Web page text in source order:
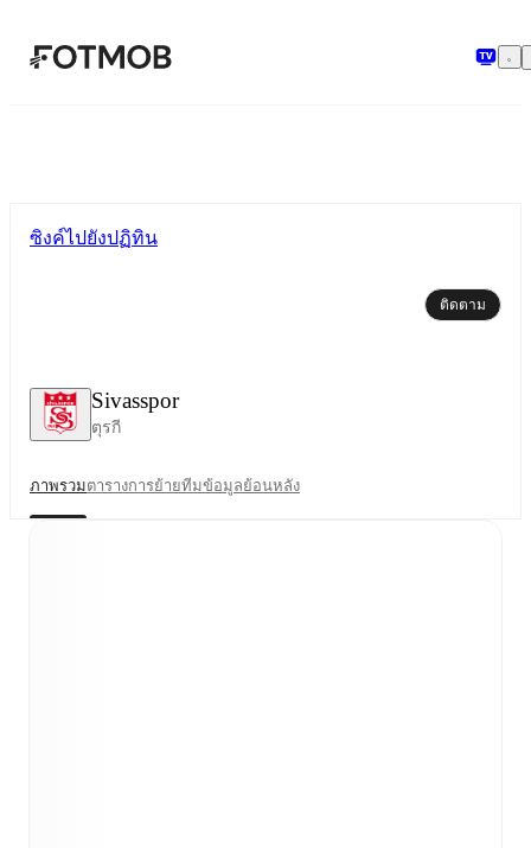
ข้ามไปยังเนื้อหาหลัก
Sivasspor
ตุรกี
ซิงค์ไปยังปฏิทิน
ติดตาม
ภาพรวมตารางการย้ายทีมข้อมูลย้อนหลัง